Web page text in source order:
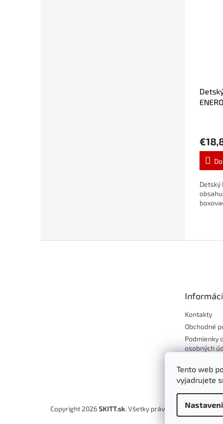
Tento web
vyjadrujete
ENERO
Detský
Kontakty
Obchodné
Podmienky
osobných
tovaru
Copyright 2026SKITT.sk. Všetky práva vyhradené.